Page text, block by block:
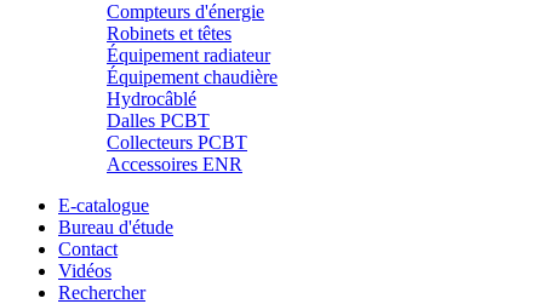
Compteurs d'énergie
Robinets et têtes
Équipement radiateur
Équipement chaudière
Hydrocâblé
Dalles PCBT
Collecteurs PCBT
Accessoires ENR
E-catalogue
Bureau d'étude
Contact
Vidéos
Rechercher